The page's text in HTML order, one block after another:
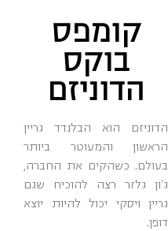
קומפס
בוקס
הדוניזם
הדוניזם הוא הבלנדד גריין
הראשון והמעוטר ביותר
בעולם. כשהקים את החברה,
ג'ון גלזר רצה להוכיח שגם
גריין ויסקי יכול להיות יוצא
דופן.